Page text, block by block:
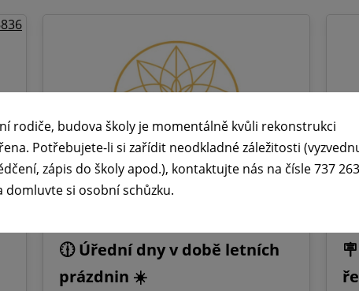
🕧 Úřední dny v době letních
prázdnin ☀️
rodiče, budova školy je momentálně kvůli rekonstrukci
Potřebujete-li si zařídit neodkladné záležitosti
zápis do školy apod.), kontaktujte nás na čísle 737 263
domluvte si osobní schůzku.